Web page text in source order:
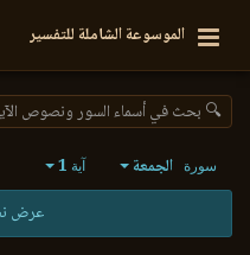
الموسوعة الشاملة للتفسير
🔍 بحث في أسماء السور ونصوص
سورة الجمعة آية 1
عرض